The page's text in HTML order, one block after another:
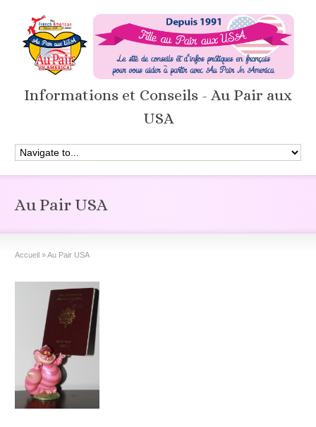
Informations et Conseils - Au Pair aux
USA
Au Pair USA
Accueil »Au Pair USA